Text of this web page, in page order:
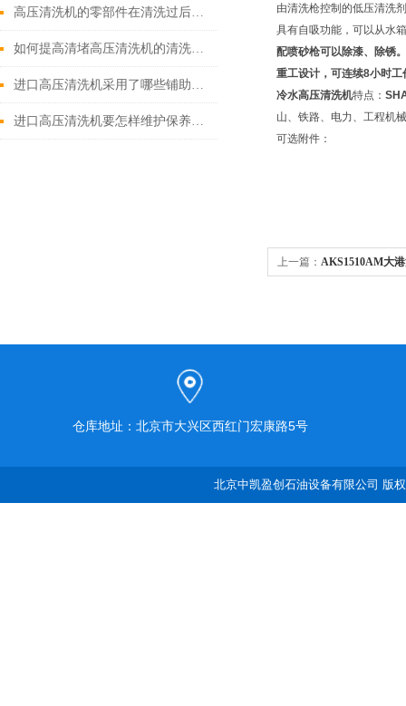
高压清洗机的零部件在清洗过后还需要注意什么
如何提高清堵高压清洗机的清洗效果？
进口高压清洗机采用了哪些铺助系统
进口高压清洗机要怎样维护保养才算合理呢
由清洗枪控制的低压清洗
具有自吸功能，可以从水
配喷砂枪可以除漆、除锈。
重工设计，可连续8小时工
冷水高压清洗机特点：
山、铁路、电力、工程机
可选附件：
上一篇： AKS1510AM大
仓库地址：北京市大兴区西红门宏康路5号
北京中凯盈创石油设备有限公司 版